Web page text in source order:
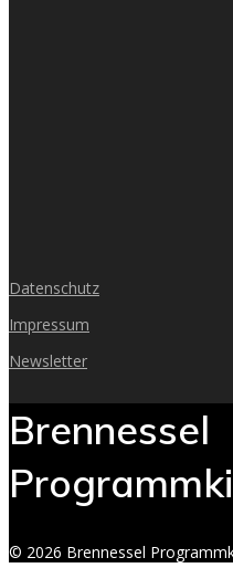
Datenschutz
Impressum
Newsletter
Brennessel
© 2026 Brennessel